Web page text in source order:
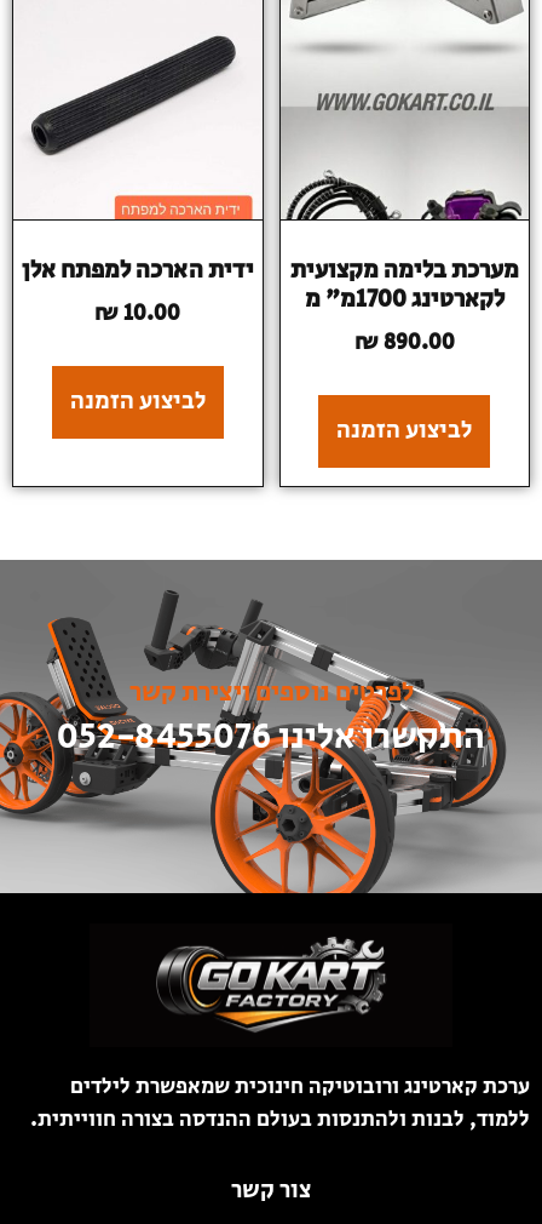
מערכת בלימה מקצועית
לקארטינג 1700מ" מ
₪890.00
לביצוע הזמנה
ידית הארכה למפתח אלן
₪10.00
לביצוע הזמנה
לפרטים נוספים ויצירת קשר
התקשרו אלינו 052-8455076
ערכת קארטינג ורובוטיקה חינוכית שמאפשרת לילדים
ללמוד, לבנות ולהתנסות בעולם ההנדסה בצורה חווייתית.
צור קשר